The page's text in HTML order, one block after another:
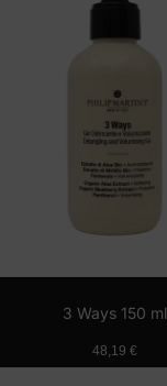
3 Ways 150 ml
48,19 €